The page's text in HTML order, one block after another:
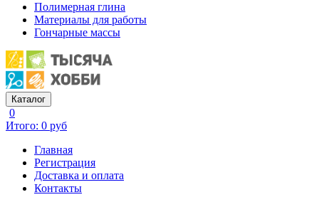
Полимерная глина
Материалы для работы
Гончарные массы
Каталог
0
Итого: 0 руб
Главная
Регистрация
Доставка и оплата
Контакты